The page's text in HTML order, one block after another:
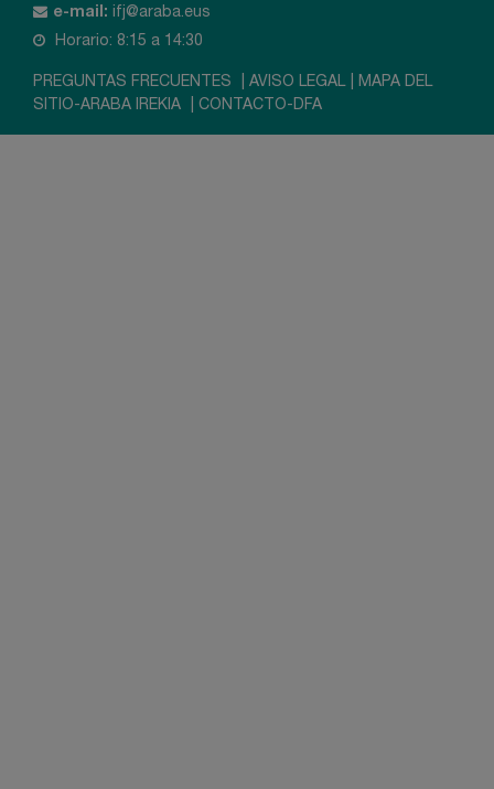
e-mail: ifj@araba.eus
Horario: 8:15 a 14:30
PREGUNTAS FRECUENTES AVISO LEGAL
MAPA DEL
SITIO-ARABA IREKIA
CONTACTO-DFA